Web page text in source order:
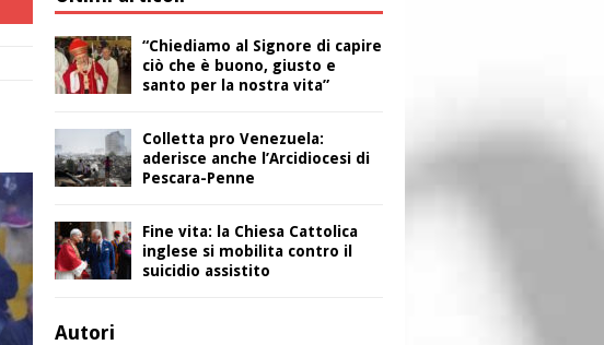
“Chiediamo al Signore di capire
ciò che è buono, giusto e
santo per la nostra vita”
Colletta pro Venezuela:
aderisce anche l’Arcidiocesi di
Pescara-Penne
Fine vita: la Chiesa Cattolica
inglese si mobilita contro il
suicidio assistito
Autori